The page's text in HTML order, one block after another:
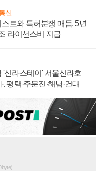
신
트와 특허분쟁 매듭, 5년
라이선스비 지급
'신라스테이' 서울신라호
평택·주문진·해남·건대로